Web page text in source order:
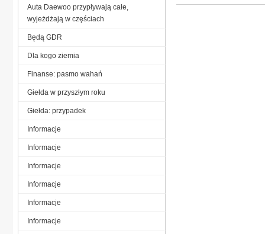
Auta Daewoo przypływają całe,
wyjeżdżają w częściach
Będą GDR
Dla kogo ziemia
Finanse: pasmo wahań
Giełda w przyszłym roku
Giełda: przypadek
Informacje
Informacje
Informacje
Informacje
Informacje
Informacje